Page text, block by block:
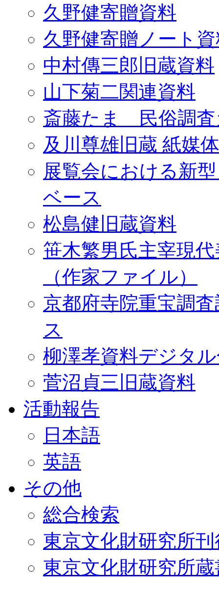
久野健寄贈資料
久野健寄贈ノート
中村傳三郎旧蔵資料
山下菊二関連資料
斎藤たま 民俗調査
及川尊雄旧蔵 紙媒
展覧会における新
ベース
松島健旧蔵資料
笹木繁男氏主宰現
（作家ファイル）
京都府寺院重宝調
ス
柳澤孝資料デジタ
菅沼貞三旧蔵資料
活動報告
日本語
英語
その他
総合検索
東京文化財研究所
東京文化財研究所